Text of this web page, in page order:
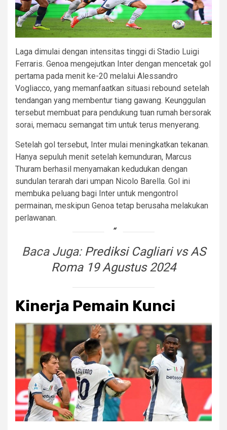
Laga dimulai dengan intensitas tinggi di Stadio Luigi
Ferraris. Genoa mengejutkan Inter dengan mencetak gol
pertama pada menit ke-20 melalui Alessandro
Vogliacco, yang memanfaatkan situasi rebound setelah
tendangan yang membentur tiang gawang. Keunggulan
tersebut membuat para pendukung tuan rumah bersorak
sorai, memacu semangat tim untuk terus menyerang.
Setelah gol tersebut, Inter mulai meningkatkan tekanan.
Hanya sepuluh menit setelah kemunduran, Marcus
Thuram berhasil menyamakan kedudukan dengan
sundulan terarah dari umpan Nicolo Barella. Gol ini
membuka peluang bagi Inter untuk mengontrol
permainan, meskipun Genoa tetap berusaha melakukan
perlawanan.
Baca Juga: Prediksi Cagliari vs AS
Roma 19 Agustus 2024
Kinerja Pemain Kunci